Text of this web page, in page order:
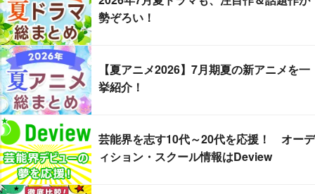
勢ぞろい！
【夏アニメ2026】7月期夏の新アニメを一
挙紹介！
芸能界を志す10代～20代を応援！ オーデ
ィション・スクール情報はDeview